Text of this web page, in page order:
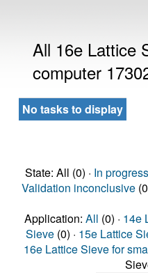
All 16e Lattice
computer
No tasks to display
State: All (0) · In progress
Validation inconclusive
Application: All (0) · 14e
Sieve (0) · 15e Lattice
16e Lattice Sieve for